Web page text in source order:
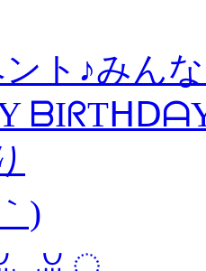
ント♪みん
焼肉(๑´ސު｀)